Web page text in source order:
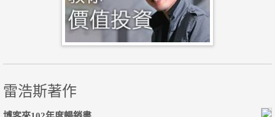
雷浩斯著作